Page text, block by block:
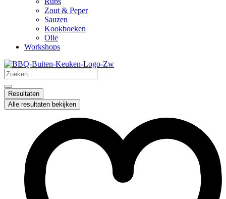
Zout & Peper
Sauzen
Kookboeken
Olie
Workshops
Search
...
Resultaten
Alle resultaten bekijken